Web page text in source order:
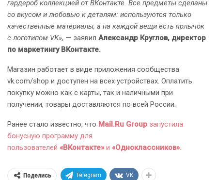
гардероб коллекцией от ВКонтакте. Все предметы сделаны
со вкусом и любовью к деталям: используются только
качественные материалы, а на каждой вещи есть ярлычок
с логотипом VK», — заявил Александр Круглов, директор
по маркетингу ВКонтакте.
Магазин работает в виде приложения сообщества
vk.com/shop и доступен на всех устройствах. Оплатить
покупку можно как с карты, так и наличными при
получении, товары доставляются по всей России.
Ранее стало известно, что Mail.Ru Group запустила
бонусную программу для
пользователей «ВКонтакте»и «Одноклассников».
Поделись Telegram VK